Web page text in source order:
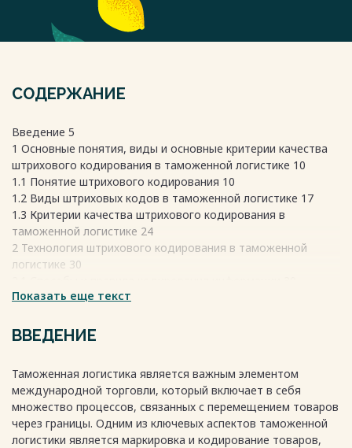
СОДЕРЖАНИЕ
Введение 5
1 Основные понятия, виды и основные критерии качества
штрихового кодирования в таможенной логистике 10
1.1 Понятие штрихового кодирования 10
1.2 Виды штриховых кодов в таможенной логистике 17
1.3 Критерии качества штрихового кодирования в
таможенной логистике 24
2 Технология штрихового кодирования в таможенной
логистике 30
2.2 Структура штрихового кода EAN-13 применяемого в
2.3 Оборудование для штрихового кодирования 45
3 Области применения штрихового кодирования в
ограниченной ответственностью "КТГ ГРУПП" 48
3.1 Практика применения штрихового кодирования в
таможенной логистике 48
3.2 Эффективность применения штрихового кодирования в
Показать еще текст
ВВЕДЕНИЕ
Таможенная логистика является важным элементом
международной торговли, который включает в себя
множество процессов, связанных с перемещением товаров
через границы. Одним из ключевых аспектов таможенной
логистики является маркировка и кодирование товаров,